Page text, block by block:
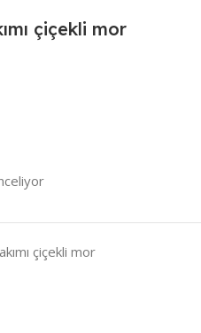
çiçekli mor
çiçekli mor